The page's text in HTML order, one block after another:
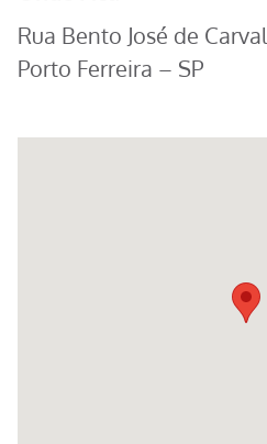
Rua Bento José de
Porto Ferreira – SP